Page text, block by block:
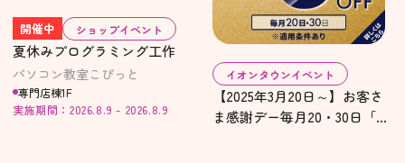
開催中 ショップイベント
夏休みプログラミング工作
パソコン教室こぴっと
専門店棟1F
実施期間：2026.8.9 - 2026.8.9
イオンタウンイベント
【2025年3月20日～】お客さ
ま感謝デー毎月20・30日「イ